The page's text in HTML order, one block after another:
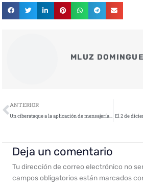
MLUZ
Ant
ANTERIOR
Un ciberataque a la aplicación de mensajería LINE expone datos de 400,000 clientes y empleados El 2 de
Deja un comentario
Tu dirección de correo electrónico no
campos obligatorios están marcados